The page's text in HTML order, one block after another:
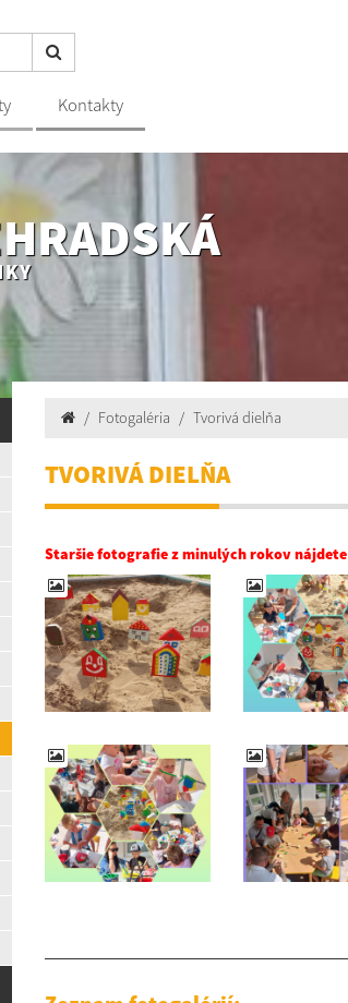
Kontakty
Fotogaléria Tvorivá dielňa
TVORIVÁ DIELŇA
Staršie fotografie z minulých rokov nájdete